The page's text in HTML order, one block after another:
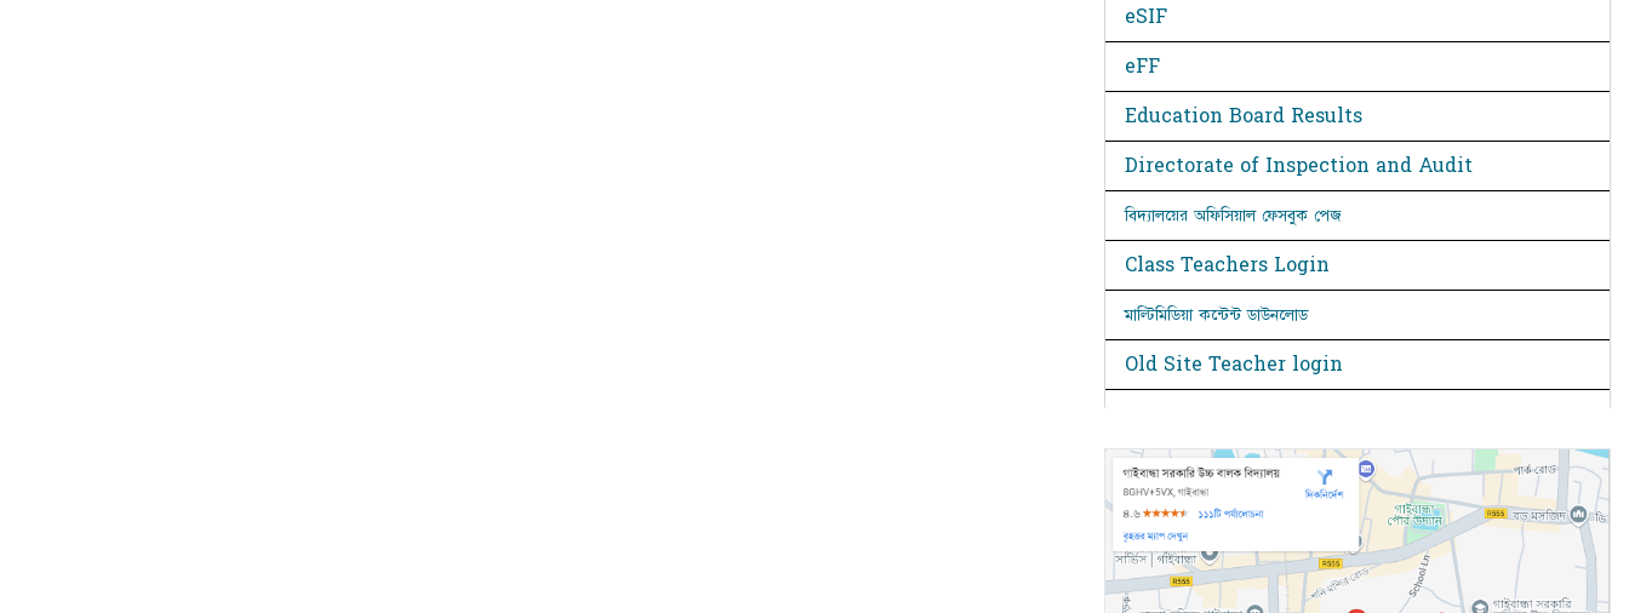
eSIF
eFF
Education Board Results
Directorate of Inspection and Audit
বিদ্যালয়ের অফিসিয়াল ফেসবুক পেজ
Class Teachers Login
মাল্টিমিডিয়া কন্টেন্ট ডাউনলোড
Old Site Teacher login